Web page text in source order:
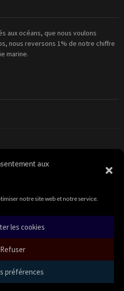
aux
notre site web et notre service.
les cookies
Refuser
préférences
aux océans, que nous voulons
nous reversons 1% de notre chiffre
marine.
(UE)